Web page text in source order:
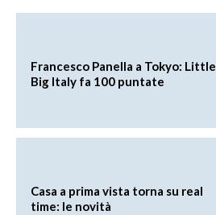
Francesco Panella a Tokyo: Little
Big Italy fa 100 puntate
Casa a prima vista torna su real
time: le novità